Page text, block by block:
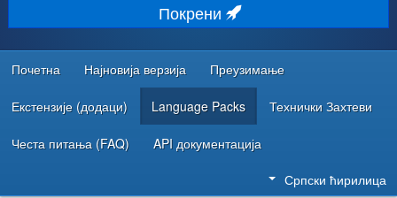
ЗАЈЕДНИЦА И ПОДРШКА
РЕСУРСИ ЗА РАЗВОЈ
Покрени
Почетна Најновија верзија Преузимање
Екстензије (додаци) Language Packs Технички Захтеви
Честа питања (FAQ) API документација
Српски ћирилица